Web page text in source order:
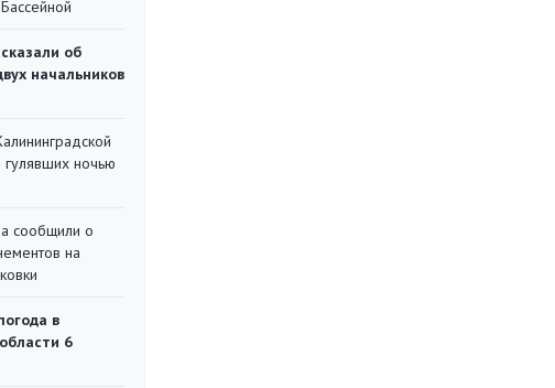
об
начальников
гулявших ночью
сообщили о
на
в
6